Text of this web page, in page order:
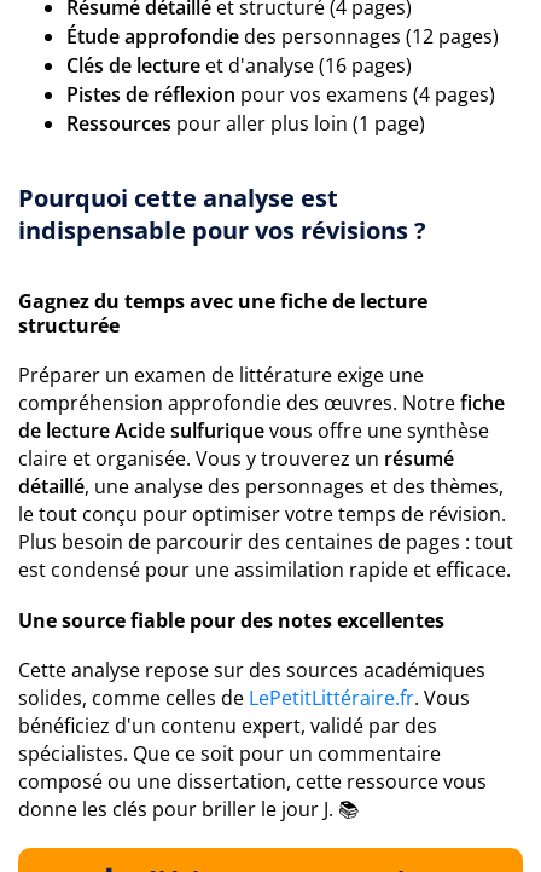
Résumé détaillé et structuré (4 pages)
Étude approfondiedes personnages (12 pages)
Clés de lecture et d'analyse (16 pages)
Pistes de réflexion pour vos examens (4 pages)
Ressources pour aller plus loin (1 page)
Pourquoi cette analyse est
indispensable pour vos révisions ?
Gagnez du temps avec une fiche de lecture
structurée
Préparer un examen de littérature exige une
compréhension approfondie des œuvres. Notrefiche
de lecture Acide sulfuriquevous offre une synthèse
claire et organisée. Vous y trouverez un résumé
détaillé, une analyse des personnages et des thèmes,
le tout conçu pour optimiser votre temps de révision.
Plus besoin de parcourir des centaines de pages : tout
est condensé pour une assimilation rapide et efficace.
Une source fiable pour des notes excellentes
Cette analyse repose sur des sources académiques
solides, comme celles de LePetitLittéraire.fr. Vous
bénéficiez d'un contenu expert, validé par des
spécialistes. Que ce soit pour un commentaire
composé ou une dissertation, cette ressource vous
donne les clés pour briller le jour J. 📚